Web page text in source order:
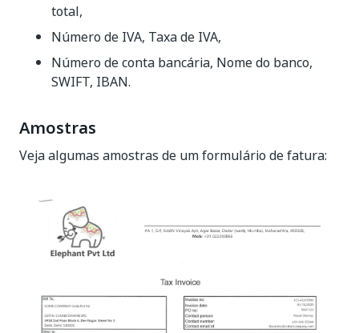
total,
Número de IVA, Taxa de IVA,
Número de conta bancária, Nome do banco,
SWIFT, IBAN.
Amostras
Veja algumas amostras de um formulário de fatura: